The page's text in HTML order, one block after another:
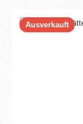
Ausverkauft